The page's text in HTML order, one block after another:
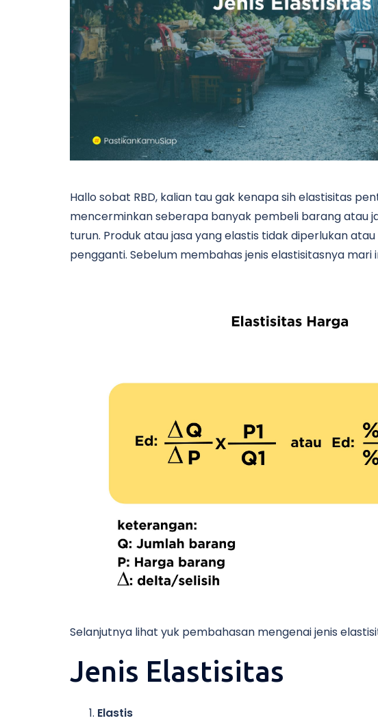
Hallo sobat RBD, kalian tau gak kenapa sih elastisitas
mencerminkan seberapa banyak pembeli barang atau
turun. Produk atau jasa yang elastis tidak diperlukan
pengganti. Sebelum membahas jenis elastisitasnya
Selanjutnya lihat yuk pembahasan mengenai jenis
Jenis Elastisitas
Elastis